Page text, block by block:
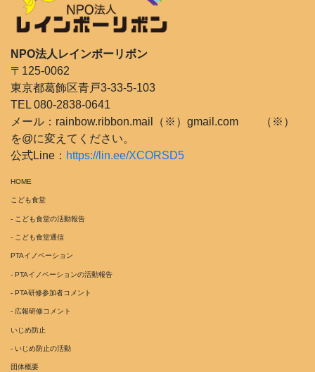
NPO法人レインボーリボン
〒125-0062
東京都葛飾区青戸3-33-5-103
TEL 080-2838-0641
メール：rainbow.ribbon.mail（※）gmail.com （※）
を@に変えてください。
公式Line： https://lin.ee/XCORSD5
HOME
こども食堂
- こども食堂の活動報告
- こども食堂通信
PTAイノベーション
- PTAイノベーションの活動報告
- PTA研修参加者コメント
- 広報研修コメント
いじめ防止
- いじめ防止の活動
団体概要